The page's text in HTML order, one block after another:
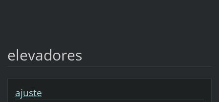
elevadores
ajuste